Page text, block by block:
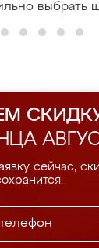
выбрать
сейчас,